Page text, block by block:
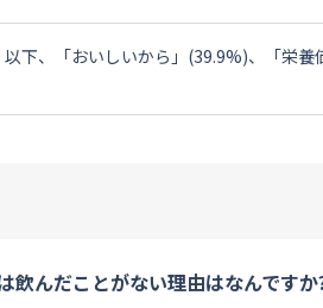
下、「おいしいから」(39.9%)、「栄養
んだことがない理由はなんですか